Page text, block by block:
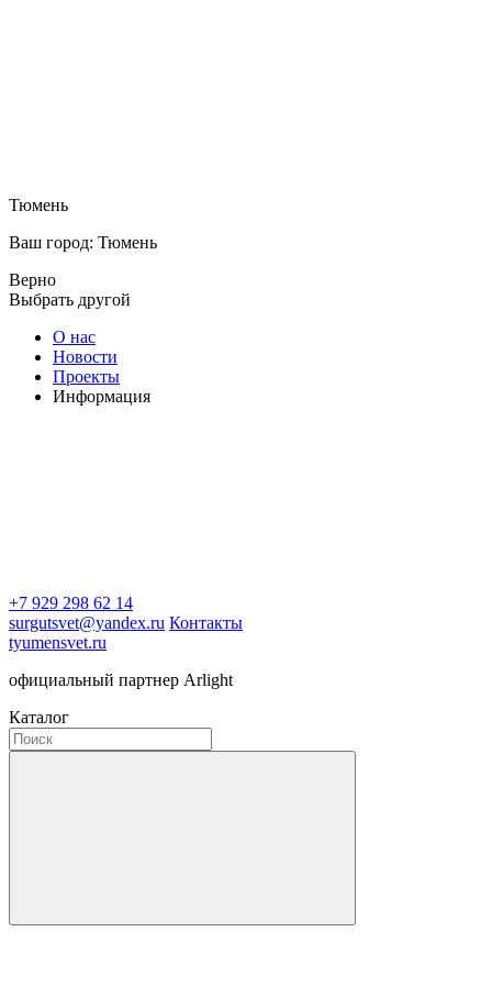
Тюмень
Ваш город: Тюмень
Верно
Выбрать другой
О нас
Новости
Проекты
Информация
+7 929 298 62 14
surgutsvet@yandex.ru Контакты
tyumensvet.ru
официальный партнер Arlight
Каталог